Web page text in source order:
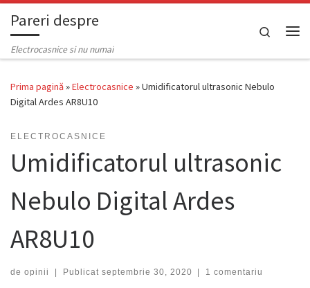
Skip to content
Pareri despre
Electrocasnice si nu numai
Search
Prima pagină»Electrocasnice »Umidificatorul ultrasonic Nebulo
Digital Ardes AR8U10
ELECTROCASNICE
Umidificatorul ultrasonic
Nebulo Digital Ardes
AR8U10
de opinii Publicat septembrie 30, 2020 1 comentariu